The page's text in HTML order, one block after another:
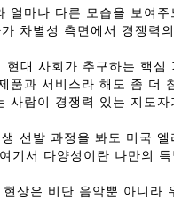
얼마나 다른 모습을 보여
차별성 측면에서 경쟁력
현대 사회가 추구하는 핵심
품과 서비스라 해도 좀 더
사람이 경쟁력 있는 지도자
선발 과정을 봐도 미국
여기서 다양성이란 나만의
상은 비단 음악뿐 아니